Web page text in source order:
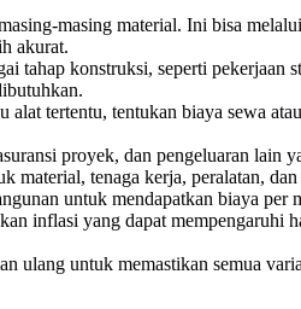
masing material. Ini bisa
akurat.
tahap konstruksi, seperti pekerjaan
tertentu, tentukan biaya sewa
proyek, dan pengeluaran lain
material, tenaga kerja, peralatan,
untuk mendapatkan biaya
inflasi yang dapat mempengaruhi
ulang untuk memastikan semua